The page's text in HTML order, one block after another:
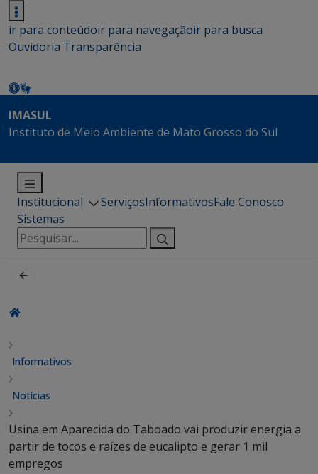
ir para conteúdoir para navegaçãoir para busca
Ouvidoria Transparência
IMASUL
Instituto de Meio Ambiente de Mato Grosso do Sul
Institucional ServiçosInformativosFale Conosco
Sistemas
Pesquisar
por:
Informativos
Notícias
Usina em Aparecida do Taboado vai produzir energia a
partir de tocos e raízes de eucalipto e gerar 1 mil
empregos